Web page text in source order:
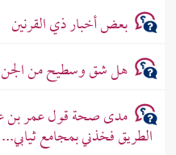
بعض أخبار ذي القرنين
هل شق وسطيح من الجن
مدى صحة قول عمر بن
الطريق فخذني بمجامع ثيابي...